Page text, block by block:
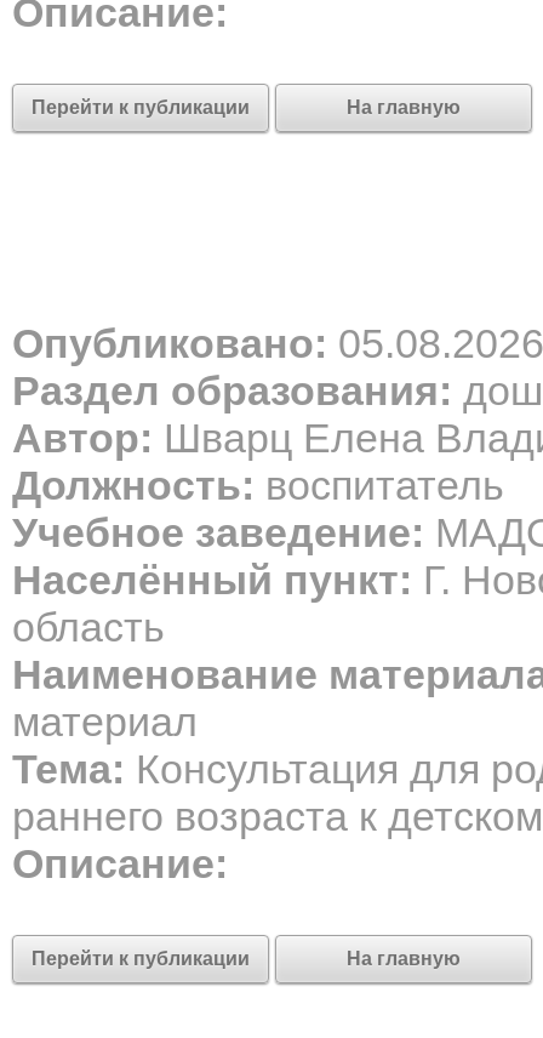
Описание:
Перейти к публикации На главную
Опубликовано: 05.08.2026
Раздел образования:
Автор: Шварц Елена
Должность: воспитатель
Учебное заведение:
Населённый пункт: Г.
область
Наименование
материал
Тема: Консультация для
раннего возраста к
Описание:
Перейти к публикации На главную